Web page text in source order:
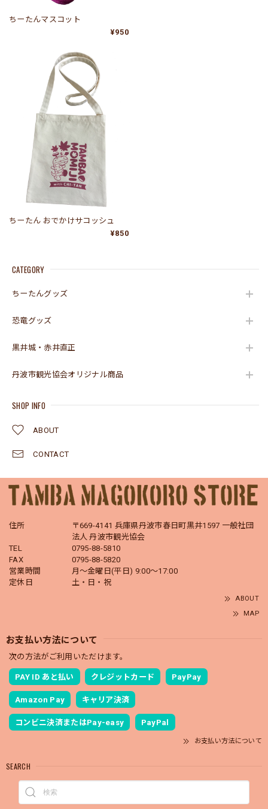
CATEGORY
ちーたんグッズ
恐竜グッズ
黒井城・赤井直正
丹波市観光協会オリジナル商品
SHOP INFO
ABOUT
CONTACT
ちーたんマスコット
¥950
ちーたん おでかけサコッシュ
¥850
住所
〒669-4141 兵庫県丹波市春日町黒井1597 一般社団
法人 丹波市観光協会
TEL
0795-88-5810
FAX
0795-88-5820
営業時間
月～金曜日(平日) 9:00～17:00
定休日
土・日・祝
ABOUT
MAP
お支払い方法について
次の方法がご利用いただけます。
PAY ID あと払い クレジットカード PayPay
Amazon Pay キャリア決済
コンビニ決済またはPay-easy PayPal
お支払い方法について
SEARCH